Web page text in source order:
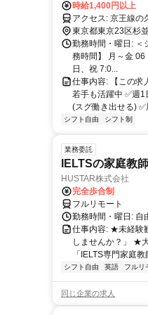
時給1,400円以上
アクセス: 京
東京都東京23区杉
勤務時間・曜日: ＜
務時間】 月～金
日、祝 7:0...
仕事内容: 【この求
若手も活躍中 ✅週
(スグ働き出せる)
シフト自由 シフト制
業務委託
IELTSの家庭教師
HUSTAR株式会社
完全歩合制
フルリモート
勤務時間・曜日: 自
仕事内容: ★未経験
しませんか？」 ★
「IELTS専門家庭
シフト自由 英語 フルリ
同じ企業の求人